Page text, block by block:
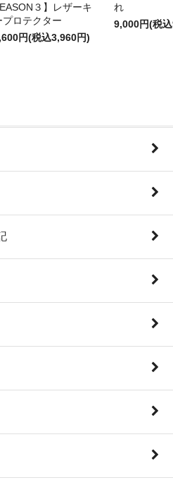
３】レザーキ
プロテクター
円(税込3,960円)
れ
9,000円(税